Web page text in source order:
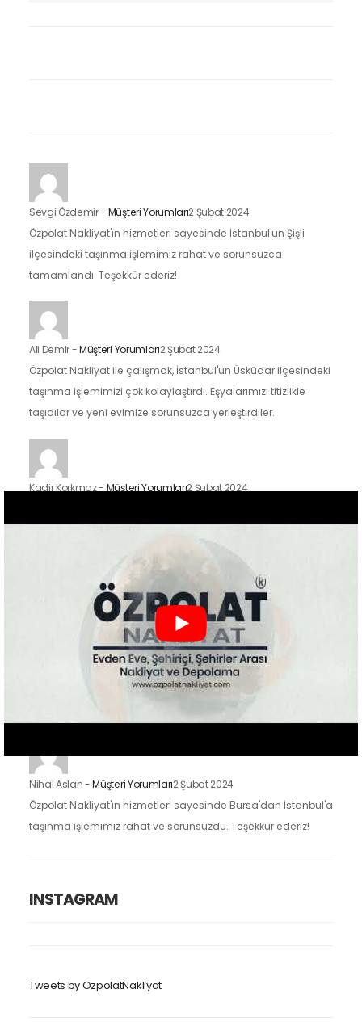
Sevgi Özdemir- Müşteri Yorumları2 Şubat 2024
Özpolat Nakliyat'ın hizmetleri sayesinde İstanbul'un Şişli
ilçesindeki taşınma işlemimiz rahat ve sorunsuzca
tamamlandı. Teşekkür ederiz!
Ali Demir-Müşteri Yorumları2 Şubat 2024
Özpolat Nakliyat ile çalışmak, İstanbul'un Üsküdar ilçesindeki
taşınma işlemimizi çok kolaylaştırdı. Eşyalarımızı titizlikle
taşıdılar ve yeni evimize sorunsuzca yerleştirdiler.
Kadir Korkmaz- Müşteri Yorumları2 Şubat 2024
-Müşteri Yorumları2 Şubat 2024
Özpolat Nakliyat ile çalışmak, Gaziantep'ten Ankara'ya
taşınma işlemimizi oldukça kolaylaştırdı. Eşyalarımızı dikkatle
Nihal Aslan-Müşteri Yorumları2 Şubat 2024
Özpolat Nakliyat'ın hizmetleri sayesinde Bursa'dan İstanbul'a
taşınma işlemimiz rahat ve sorunsuzdu. Teşekkür ederiz!
INSTAGRAM
Tweets by OzpolatNakliyat